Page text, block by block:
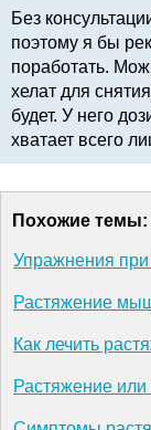
Без
поэтому я бы
поработать.
хелат для
будет. У него
хватает всего
Похожие темы:
Упражнения
Растяжение
Как лечить
Растяжение или